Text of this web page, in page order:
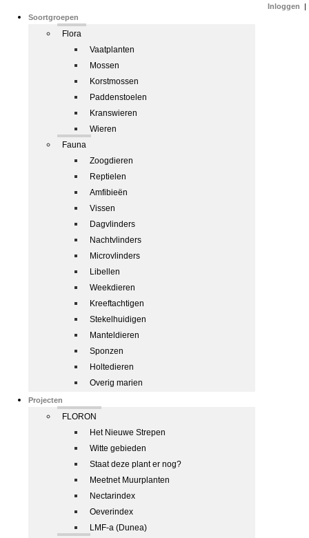
Soortgroepen
Flora
Vaatplanten
Mossen
Korstmossen
Paddenstoelen
Kranswieren
Wieren
Fauna
Zoogdieren
Reptielen
Amfibieën
Vissen
Dagvlinders
Nachtvlinders
Microvlinders
Libellen
Weekdieren
Kreeftachtigen
Stekelhuidigen
Manteldieren
Sponzen
Holtedieren
Overig marien
Projecten
FLORON
Het Nieuwe Strepen
Witte gebieden
Staat deze plant er nog?
Meetnet Muurplanten
Nectarindex
Oeverindex
LMF-a (Dunea)
Inloggen |